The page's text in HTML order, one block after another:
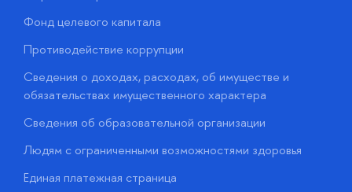
Фонд целевого капитала
Противодействие коррупции
Сведения о доходах, расходах, об имуществе и
обязательствах имущественного характера
Сведения об образовательной организации
Людям с ограниченными возможностями здоровья
Единая платежная страница